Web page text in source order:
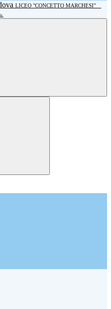
LICEO "CONCETTO MARCHESI"